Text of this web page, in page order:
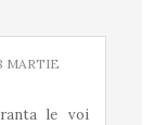
MARTIE
le voi